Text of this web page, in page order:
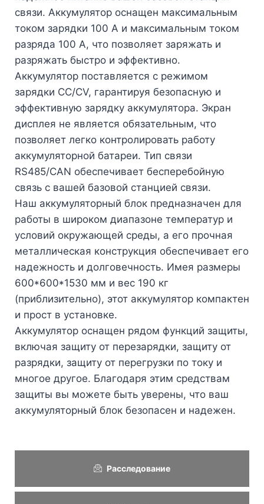
связи. Аккумулятор оснащен максимальным
током зарядки 100 А и максимальным током
разряда 100 А, что позволяет заряжать и
разряжать быстро и эффективно.
Аккумулятор поставляется с режимом
зарядки CC/CV, гарантируя безопасную и
эффективную зарядку аккумулятора. Экран
дисплея не является обязательным, что
позволяет легко контролировать работу
аккумуляторной батареи. Тип связи
RS485/CAN обеспечивает бесперебойную
связь с вашей базовой станцией связи.
Наш аккумуляторный блок предназначен для
работы в широком диапазоне температур и
условий окружающей среды, а его прочная
металлическая конструкция обеспечивает его
надежность и долговечность. Имея размеры
600*600*1530 мм и вес 190 кг
(приблизительно), этот аккумулятор компактен
и прост в установке.
Аккумулятор оснащен рядом функций защиты,
включая защиту от перезарядки, защиту от
разрядки, защиту от перегрузки по току и
многое другое. Благодаря этим средствам
защиты вы можете быть уверены, что ваш
аккумуляторный блок безопасен и надежен.
Расследование